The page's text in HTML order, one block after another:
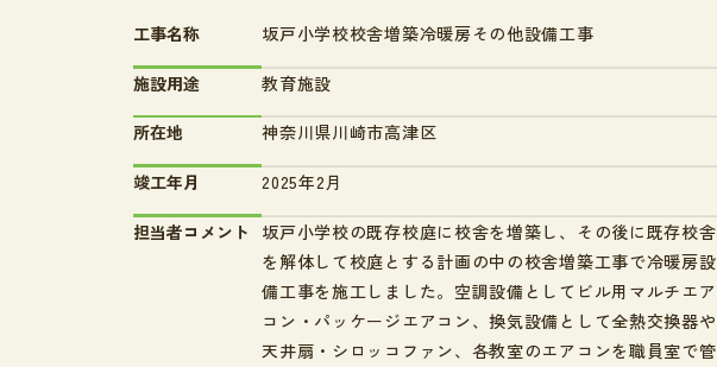
工事名称 坂戸小学校校舎増築冷暖房その他設備工事
施設用途 教育施設
所在地 神奈川県川崎市高津区
竣工年月 2025年2月
担当者コメント
坂戸小学校の既存校庭に校舎を増築し、その後に既存校舎
を解体して校庭とする計画の中の校舎増築工事で冷暖房設
備工事を施工しました。空調設備としてビル用マルチエア
コン・パッケージエアコン、換気設備として全熱交換器や
天井扇・シロッコファン、各教室のエアコンを職員室で管